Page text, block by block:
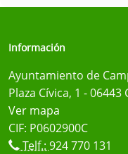
Información
Ayuntamiento de
Plaza Cívica, 1 -
Ver mapa
CIF: P0602900C
Telf.: 924 770 131